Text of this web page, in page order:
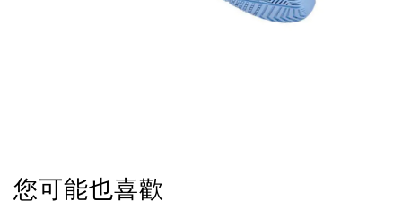
您可能也喜歡